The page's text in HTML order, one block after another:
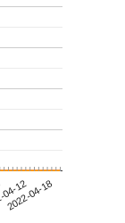
12
2022-04-18